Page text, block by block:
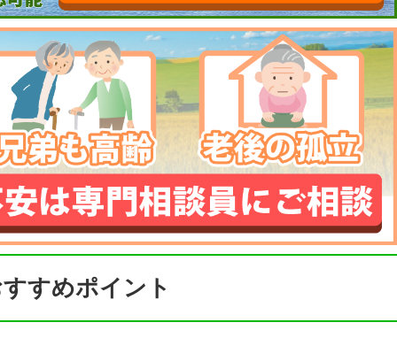
すめポイント